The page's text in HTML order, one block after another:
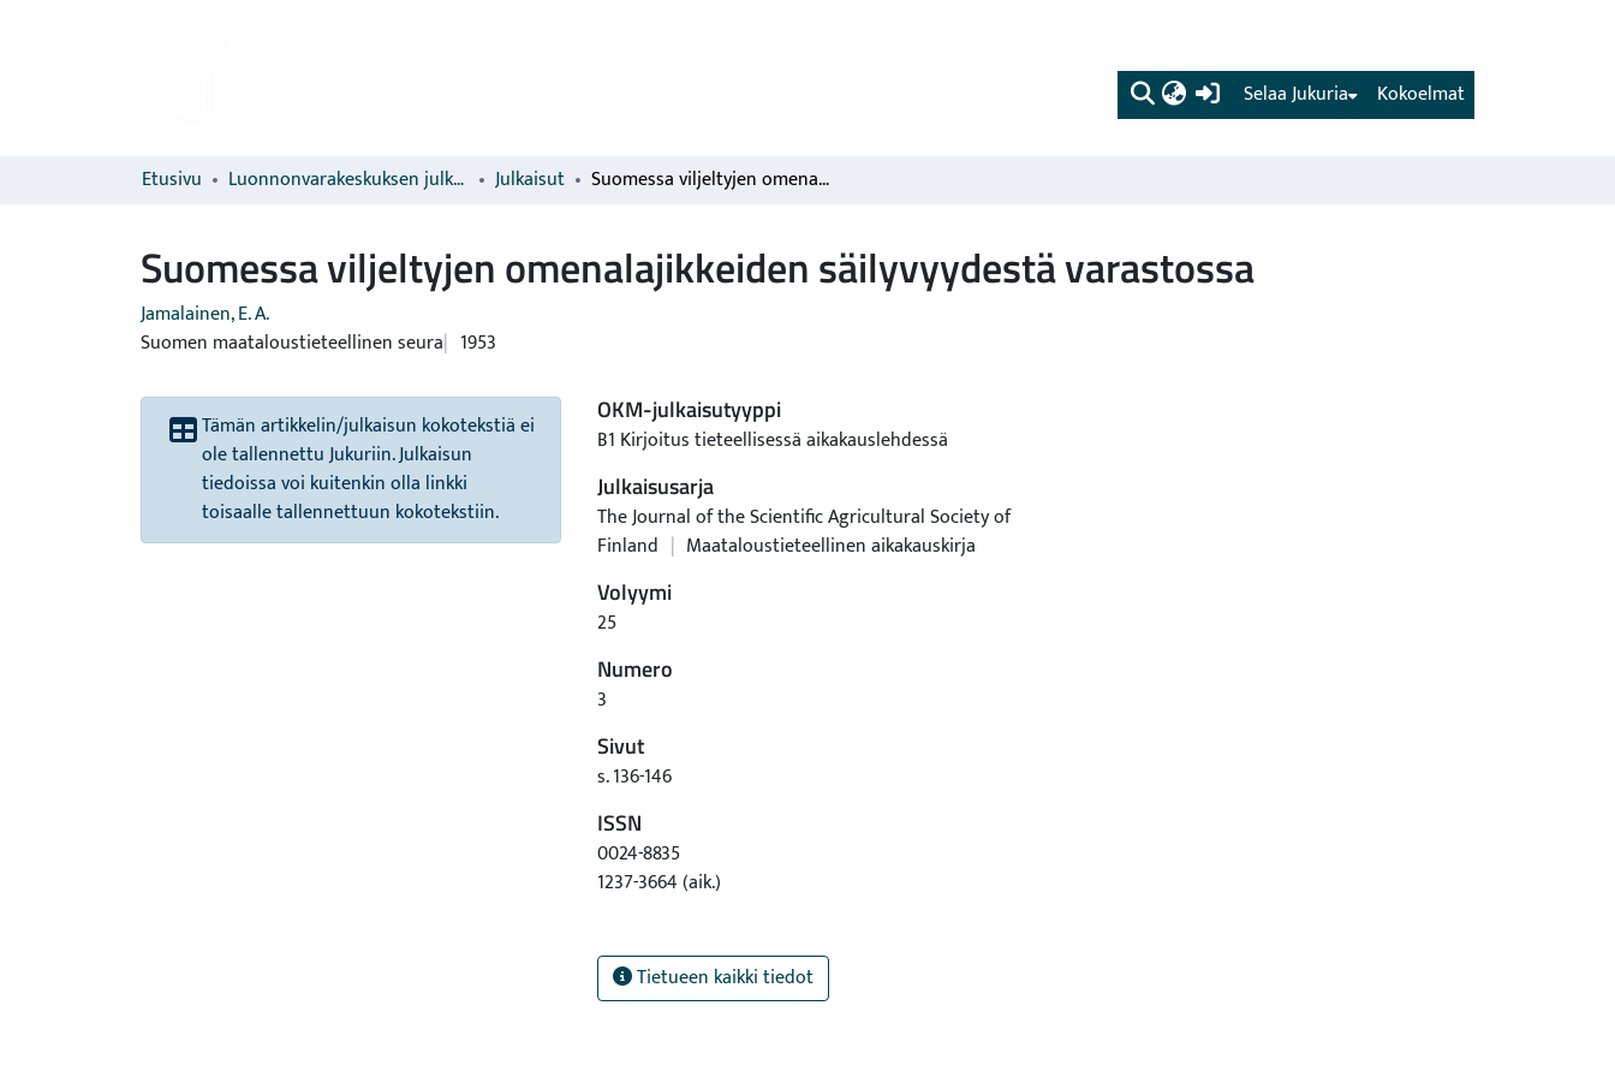
(current) Kokoelmat
Selaa Jukuria
Etusivu Luonnonvarakeskuksen julkaisut Julkaisut Suomessa viljeltyjen omenalajikkeiden säilyvyydestä varastossa
Suomessa viljeltyjen omenalajikkeiden säilyvyydestä varastossa
Jamalainen, E. A.
Suomen maataloustieteellinen seura 1953
Tämän artikkelin/julkaisun kokotekstiä ei
ole tallennettu Jukuriin. Julkaisun
tiedoissa voi kuitenkin olla linkki
toisaalle tallennettuun kokotekstiin.
OKM-julkaisutyyppi
B1 Kirjoitus tieteellisessä aikakauslehdessä
Julkaisusarja
The Journal of the Scientific Agricultural Society of
Finland | Maataloustieteellinen aikakauskirja
Volyymi
25
Numero
3
Sivut
s. 136-146
ISSN
0024-8835
1237-3664 (aik.)
Tietueen kaikki tiedot